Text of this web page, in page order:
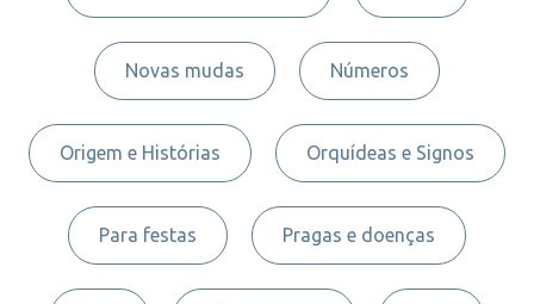
Novas mudas Números
Origem e Histórias Orquídeas e Signos
Para festas Pragas e doenças